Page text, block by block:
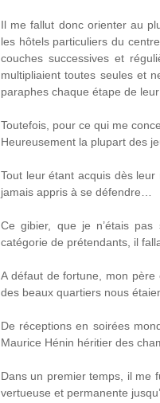
Il me fallut donc orienter au
les hôtels particuliers du
couches successives et
multipliaient toutes seules et
paraphes chaque étape de
Toutefois, pour ce qui me
Heureusement la plupart des
Tout leur étant acquis dès leur
jamais appris à se défendre…
Ce gibier, que je n’étais pas
catégorie de prétendants, il
A défaut de fortune, mon
des beaux quartiers nous
De réceptions en soirées
Maurice Hénin héritier des
Dans un premier temps, il me
vertueuse et permanente